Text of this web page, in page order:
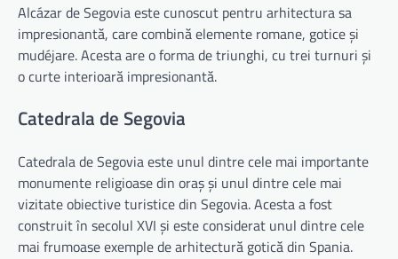
Alcázar de Segovia este cunoscut pentru arhitectura sa
impresionantă, care combină elemente romane, gotice și
mudéjare. Acesta are o forma de triunghi, cu trei turnuri și
o curte interioară impresionantă.
Catedrala de Segovia
Catedrala de Segovia este unul dintre cele mai importante
monumente religioase din oraș și unul dintre cele mai
vizitate obiective turistice din Segovia. Acesta a fost
construit în secolul XVI și este considerat unul dintre cele
mai frumoase exemple de arhitectură gotică din Spania.